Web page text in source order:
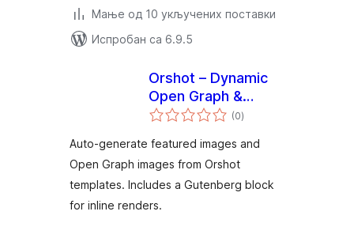
Мање од 10 укључених поставки
Испробан са 6.9.5
Orshot – Dynamic
Open Graph &
Featured Images
(0укупних
оцена
)
Auto-generate featured images and
Open Graph images from Orshot
templates. Includes a Gutenberg block
for inline renders.